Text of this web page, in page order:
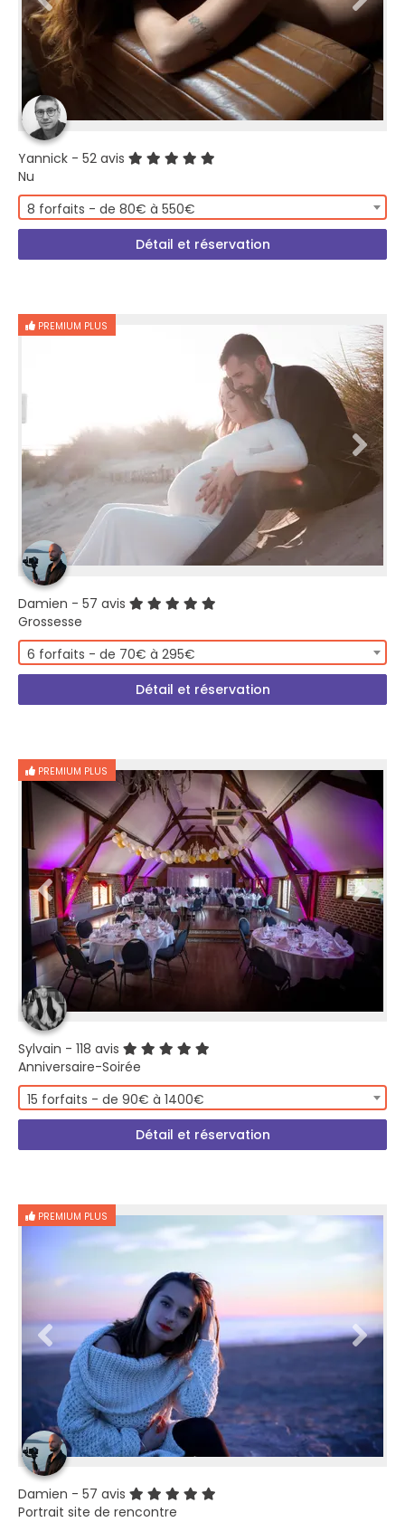
Yannick - 52 avis
Nu
8 forfaits - de 80€ à 550€
Détail et réservation
PREMIUM PLUS
Damien - 57 avis
Grossesse
6 forfaits - de 70€ à 295€
Détail et réservation
PREMIUM PLUS
Sylvain - 118 avis
Anniversaire-Soirée
15 forfaits - de 90€ à 1400€
Détail et réservation
PREMIUM PLUS
Damien - 57 avis
Portrait site de rencontre